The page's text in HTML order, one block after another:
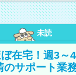
未読
在宅！週3～
のサポート業